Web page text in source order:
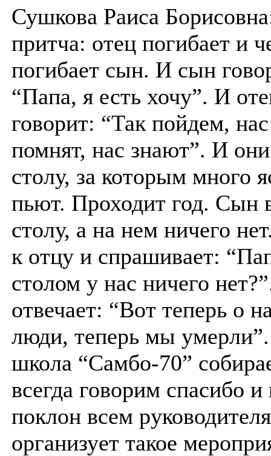
Сушкова Раиса
притча: отец погибает и
погибает сын. И сын
“Папа, я есть хочу”. И
говорит: “Так пойдем,
помнят, нас знают”. И
столу, за которым много
пьют. Проходит год. Сын
столу, а на нем ничего
к отцу и спрашивает:
столом у нас ничего
отвечает: “Вот теперь о
люди, теперь мы умерли”.
школа “Самбо-70”
всегда говорим спасибо и
поклон всем
организует такое